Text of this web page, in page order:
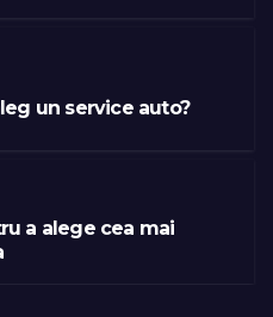
un service auto?
a alege cea mai